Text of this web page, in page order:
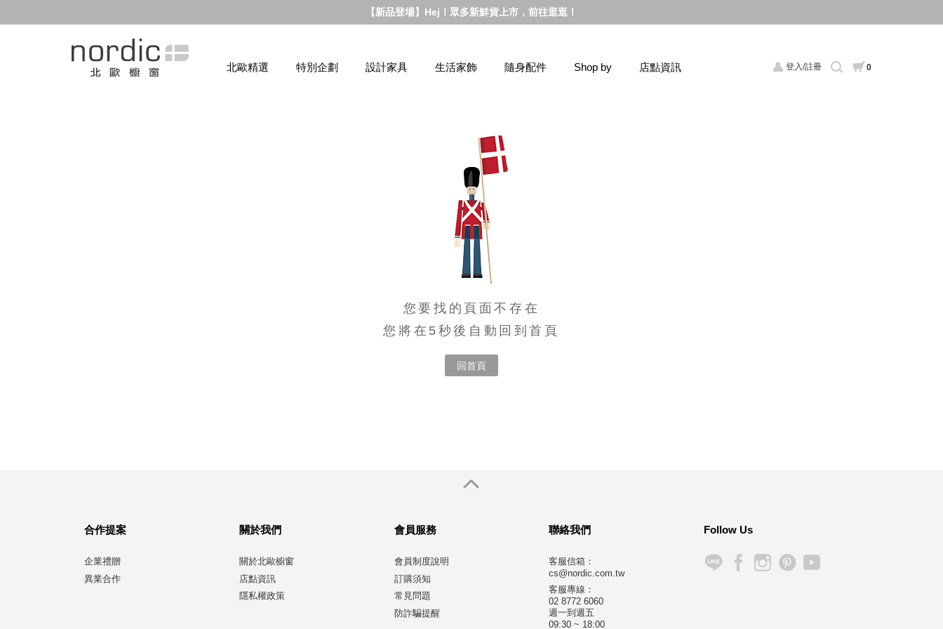
【新品登場】Hej！眾多新鮮貨上市，前往逛逛！
登入/註冊 0
北歐精選 特別企劃 設計家具 生活家飾 隨身配件 Shop by 店點資訊
您要找的頁面不存在
您將在5秒後自動回到首頁
回首頁
合作提案
企業禮贈
異業合作
關於我們
關於北歐櫥窗
店點資訊
隱私權政策
會員服務
會員制度說明
訂購須知
常見問題
防詐騙提醒
聯絡我們
客服信箱：
cs@nordic.com.tw
客服專線：
02 8772 6060
週一到週五
09:30 ~ 18:00
Follow Us